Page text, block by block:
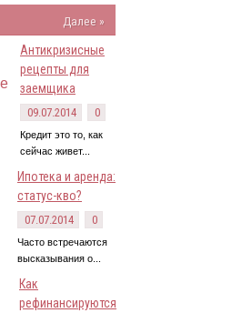
Далее »
Антикризисные
рецепты для
заемщика
09.07.2014 0
Кредит это то, как
сейчас живет...
Ипотека и аренда:
статус-кво?
07.07.2014 0
Часто встречаются
высказывания о...
Как
рефинансируются